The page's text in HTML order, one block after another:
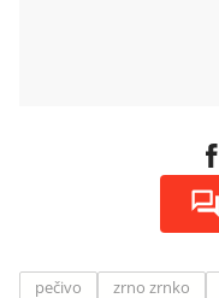
pečivo zrno zrnko